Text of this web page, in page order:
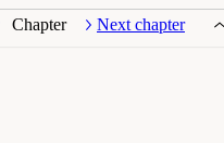
Chapter Next chapter